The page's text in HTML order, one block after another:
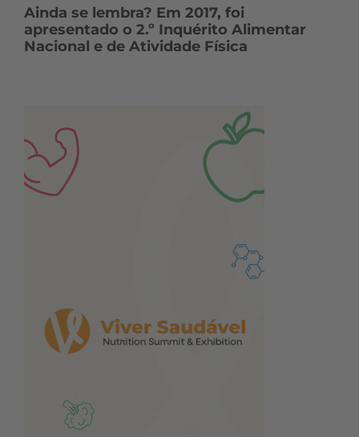
Ainda se lembra? Em 2017, foi
apresentado o 2.º Inquérito Alimentar
Nacional e de Atividade Física